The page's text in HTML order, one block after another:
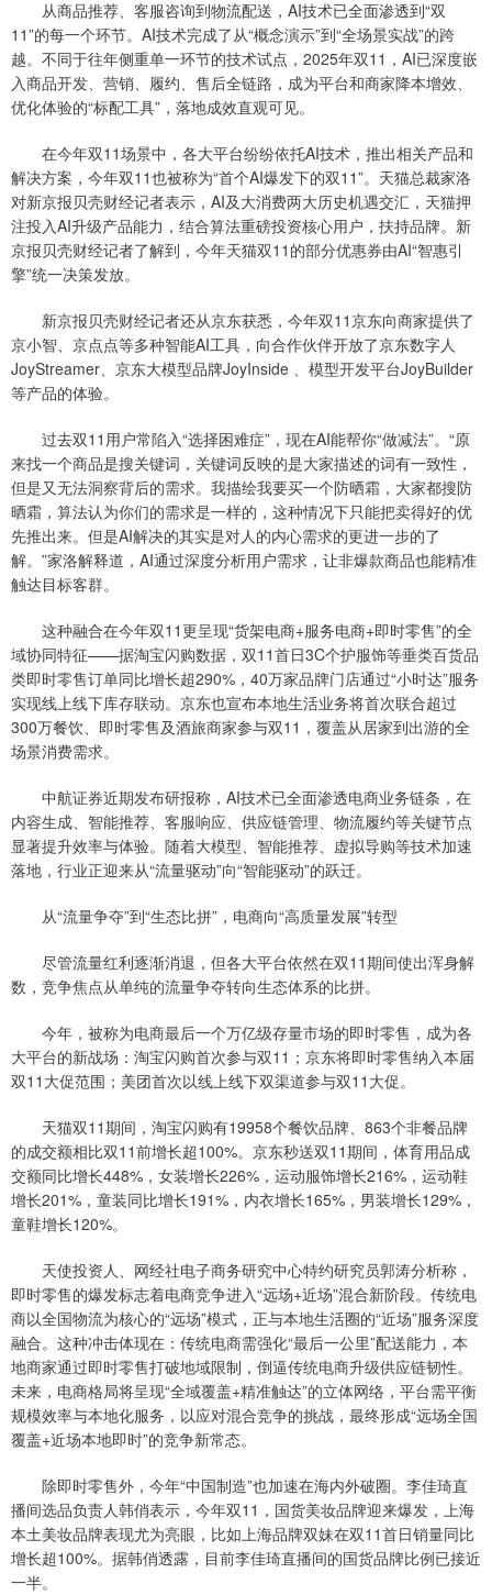
从商品推荐、客服咨询到物流配送，AI技术已全面渗透到“双
11”的每一个环节。AI技术完成了从“概念演示”到“全场景实战”的跨
越。不同于往年侧重单一环节的技术试点，2025年双11，AI已深度嵌
入商品开发、营销、履约、售后全链路，成为平台和商家降本增效、
优化体验的“标配工具”，落地成效直观可见。
在今年双11场景中，各大平台纷纷依托AI技术，推出相关产品和
解决方案，今年双11也被称为“首个AI爆发下的双11”。天猫总裁家洛
对新京报贝壳财经记者表示，AI及大消费两大历史机遇交汇，天猫押
注投入AI升级产品能力，结合算法重磅投资核心用户，扶持品牌。新
京报贝壳财经记者了解到，今年天猫双11的部分优惠券由AI“智惠引
擎”统一决策发放。
新京报贝壳财经记者还从京东获悉，今年双11京东向商家提供了
京小智、京点点等多种智能AI工具，向合作伙伴开放了京东数字人
JoyStreamer、京东大模型品牌JoyInside 、模型开发平台JoyBuilder
等产品的体验。
过去双11用户常陷入“选择困难症”，现在AI能帮你“做减法”。“原
来找一个商品是搜关键词，关键词反映的是大家描述的词有一致性，
但是又无法洞察背后的需求。我描绘我要买一个防晒霜，大家都搜防
晒霜，算法认为你们的需求是一样的，这种情况下只能把卖得好的优
先推出来。但是AI解决的其实是对人的内心需求的更进一步的了
解。”家洛解释道，AI通过深度分析用户需求，让非爆款商品也能精准
触达目标客群。
这种融合在今年双11更呈现“货架电商+服务电商+即时零售”的全
域协同特征——据淘宝闪购数据，双11首日3C个护服饰等垂类百货品
类即时零售订单同比增长超290%，40万家品牌门店通过“小时达”服务
实现线上线下库存联动。京东也宣布本地生活业务将首次联合超过
300万餐饮、即时零售及酒旅商家参与双11，覆盖从居家到出游的全
场景消费需求。
中航证券近期发布研报称，AI技术已全面渗透电商业务链条，在
内容生成、智能推荐、客服响应、供应链管理、物流履约等关键节点
显著提升效率与体验。随着大模型、智能推荐、虚拟导购等技术加速
落地，行业正迎来从“流量驱动”向“智能驱动”的跃迁。
从“流量争夺”到“生态比拼”，电商向“高质量发展”转型
尽管流量红利逐渐消退，但各大平台依然在双11期间使出浑身解
数，竞争焦点从单纯的流量争夺转向生态体系的比拼。
今年，被称为电商最后一个万亿级存量市场的即时零售，成为各
大平台的新战场：淘宝闪购首次参与双11；京东将即时零售纳入本届
双11大促范围；美团首次以线上线下双渠道参与双11大促。
天猫双11期间，淘宝闪购有19958个餐饮品牌、863个非餐品牌
的成交额相比双11前增长超100%。京东秒送双11期间，体育用品成
交额同比增长448%，女装增长226%，运动服饰增长216%，运动鞋
增长201%，童装同比增长191%，内衣增长165%，男装增长129%，
童鞋增长120%。
天使投资人、网经社电子商务研究中心特约研究员郭涛分析称，
即时零售的爆发标志着电商竞争进入“远场+近场”混合新阶段。传统电
商以全国物流为核心的“远场”模式，正与本地生活圈的“近场”服务深度
融合。这种冲击体现在：传统电商需强化“最后一公里”配送能力，本
地商家通过即时零售打破地域限制，倒逼传统电商升级供应链韧性。
未来，电商格局将呈现“全域覆盖+精准触达”的立体网络，平台需平衡
规模效率与本地化服务，以应对混合竞争的挑战，最终形成“远场全国
覆盖+近场本地即时”的竞争新常态。
除即时零售外，今年“中国制造”也加速在海内外破圈。李佳琦直
播间选品负责人韩俏表示，今年双11，国货美妆品牌迎来爆发，上海
本土美妆品牌表现尤为亮眼，比如上海品牌双妹在双11首日销量同比
增长超100%。据韩俏透露，目前李佳琦直播间的国货品牌比例已接近
一半。